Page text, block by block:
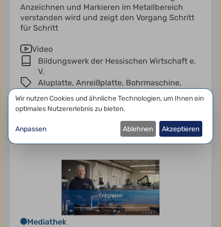
Anzeichnen und Markieren im Metallbereich
verstanden wird und zeigt den Vorgang Schritt
für Schritt
Video
Bildungswerk der Hessischen Wirtschaft e.
V.
Aluplatte, Anreißplatte, Bohrmaschine,
Metallverarbeitung,Rendelschraube,
anreißen,körnen, technische Zeichnung
Mediathek
Datenschutzeinstellungen
Wir nutzen Cookies und ähnliche Technologien, um Ihnen ein
optimales Nutzererlebnis zu bieten.
Anpassen Ablehnen Akzeptieren